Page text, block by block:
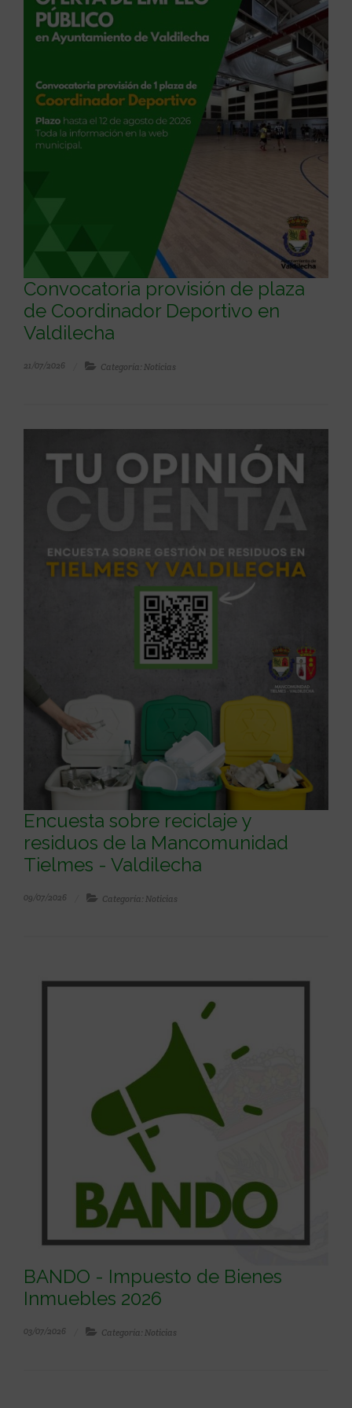
Convocatoria provisión de plaza
de Coordinador Deportivo en
Valdilecha
21/07/2026 Categoría: Noticias
Encuesta sobre reciclaje y
residuos de la Mancomunidad
Tielmes - Valdilecha
09/07/2026 Categoría: Noticias
BANDO - Impuesto de Bienes
Inmuebles 2026
03/07/2026 Categoría: Noticias